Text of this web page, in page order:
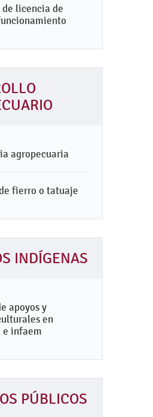
de licencia de
agropecuaria
fierro o tatuaje
INDÍGENAS
apoyos y
en
e infaem
PÚBLICOS